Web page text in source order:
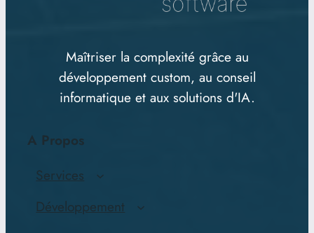
Maîtriser la complexité grâce au
développement custom, au conseil
informatique et aux solutions d'IA.
A Propos
Services
Développement